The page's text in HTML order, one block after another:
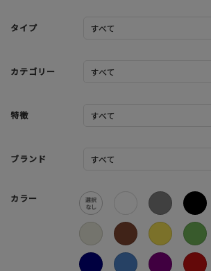
タイプ
カテゴリー
特徴
ブランド
カラー